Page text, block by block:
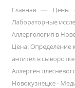
Главная — Цены
Лабораторные
Аллергология в
Цена: Определение
антител в
Аллерген
Новокузнецке -